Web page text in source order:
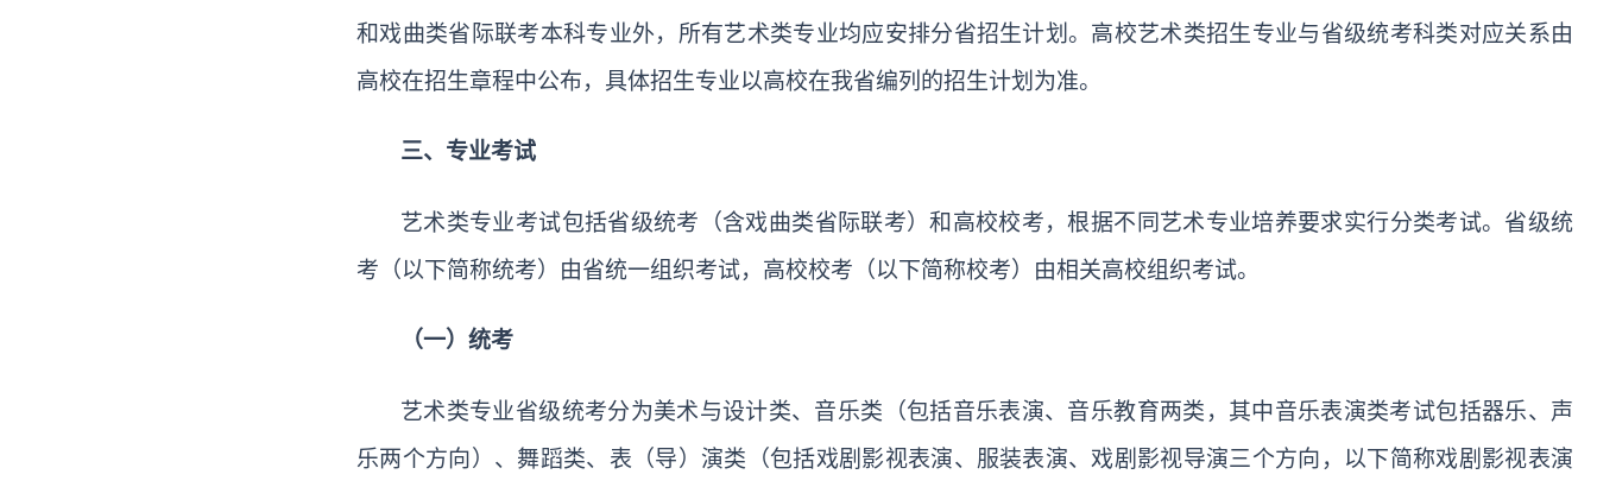
和戏曲类省际联考本科专业外，所有艺术类专业均应安排分省招生计划。高校艺术类招生专业与省级统考科类对应关系由
高校在招生章程中公布，具体招生专业以高校在我省编列的招生计划为准。
三、专业考试
艺术类专业考试包括省级统考 （含戏曲类省际联考）和高校校考，根据不同艺术专业培养要求实行分类考试。省级统
考（以下简称统考）由省统一组织考试，高校校考（以下简称校考）由相关高校组织考试。
（一）统考
艺术类专业省级统考分为美术与设计类、音乐类（包括音乐表演、音乐教育两类，其中音乐表演类考试包括器乐、声
乐两个方向）、舞蹈类、表（导）演类（包括戏剧影视表演、服装表演、戏剧影视导演三个方向，以下简称戏剧影视表演